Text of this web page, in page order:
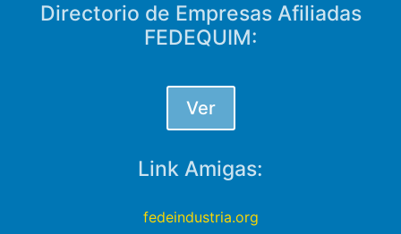
Directorio de Empresas Afiliadas
FEDEQUIM:
Ver
Link Amigas:
fedeindustria.org